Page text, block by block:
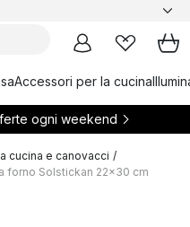
Accessori per la cucina
ogni weekend
cucina e canovacci /
forno Solstickan 22x30 cm